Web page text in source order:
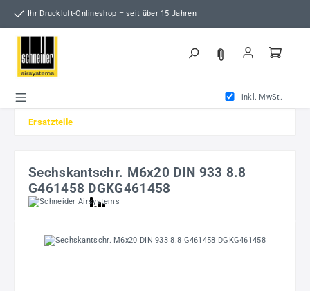
Zum Hauptinhalt springen
Ihr Druckluft-Onlineshop – seit über 15 Jahren
inkl. MwSt.
Ersatzteile
Sechskantschr. M6x20 DIN 933 8.8
G461458 DGKG461458
Bildergalerie überspringen